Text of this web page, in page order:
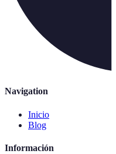
Navigation
Inicio
Blog
Información